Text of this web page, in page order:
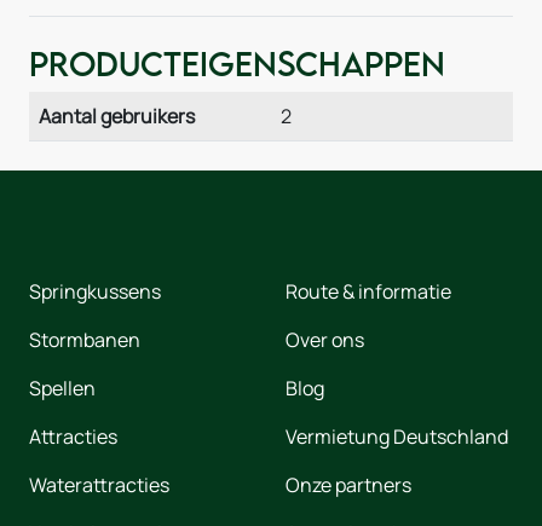
Producteigenschappen
Aantal gebruikers 2
Springkussens
Stormbanen
Spellen
Attracties
Waterattracties
Route & informatie
Over ons
Blog
Vermietung Deutschland
Onze partners